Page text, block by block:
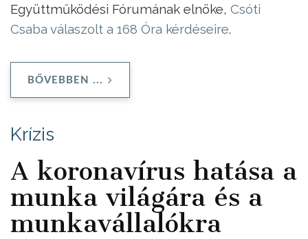
Együttműködési Fórumának elnöke, Csóti
Csaba válaszolt a 168 Óra kérdéseire.
BŐVEBBEN ...
Krízis
A koronavírus hatása a
munka világára és a
munkavállalókra